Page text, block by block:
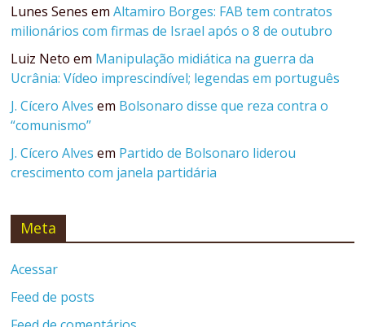
Lunes Senes emAltamiro Borges: FAB tem contratos
milionários com firmas de Israel após o 8 de outubro
Luiz Neto em Manipulação midiática na guerra da
Ucrânia: Vídeo imprescindível; legendas em português
J. Cícero Alves em Bolsonaro disse que reza contra o
“comunismo”
J. Cícero Alves em Partido de Bolsonaro liderou
crescimento com janela partidária
Meta
Acessar
Feed de posts